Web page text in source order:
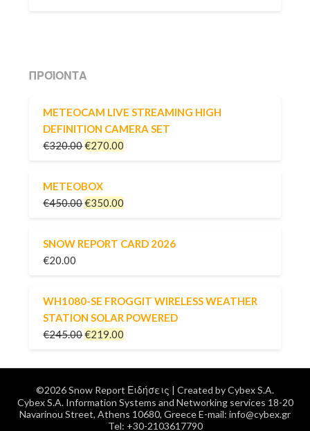
ΠΡΟΪΌΝΤΑ
METEOCAM LIVE STREAMING HIGH
DEFINITION CAMERA SET
€320.00€270.00
METEOBOX
€450.00€350.00
SNOW REPORT CARD 2026
€20.00
WH1080-SE FROGGIT WIRELESS WEATHER
STATION SOLAR POWERED
€245.00€219.00
©2026 Snow Report Ειδήσεις | Created byCybex S.A.
Cybex S.A. Information Systems and Networking services 18-20
Navarinou Street, Athens 10680, Greece E-mail: info@cybex.gr
Tel: +30-2103617790